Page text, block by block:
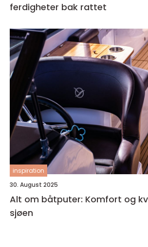
ferdigheter bak rattet
inspiration
30. August 2025
Alt om båtputer: Komfort og
sjøen